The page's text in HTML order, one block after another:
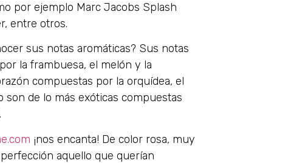
por ejemplo Marc Jacobs Splash
entre otros.
sus notas aromáticas? Sus notas
la frambuesa, el melón y la
compuestas por la orquídea, el
de lo más exóticas compuestas
¡nos encanta! De color rosa, muy
aquello que querían